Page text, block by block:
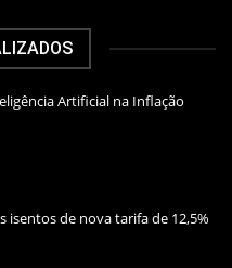
Artificial na Inflação
isentos de nova tarifa de 12,5%